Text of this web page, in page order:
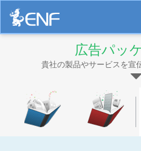
広告パッ
貴社の製品やサービスを宣